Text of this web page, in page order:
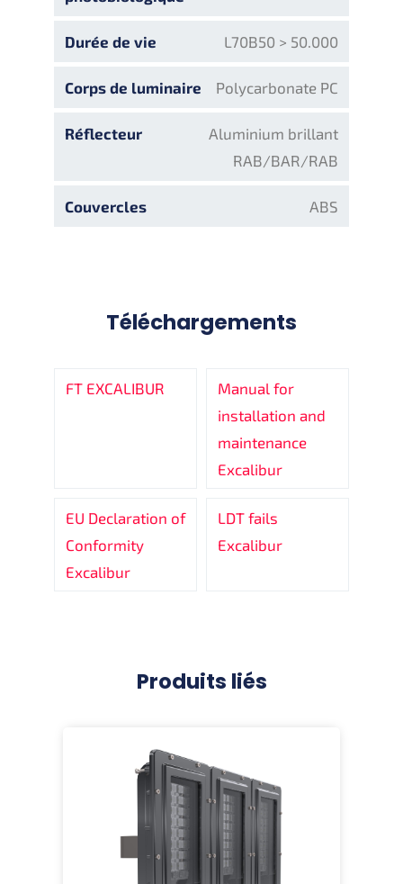
Durée de vie L70B50 > 50.000
Corps de luminaire Polycarbonate PC
Réflecteur
Aluminium brillant
RAB/BAR/RAB
Couvercles ABS
Téléchargements
FT EXCALIBUR
Manual for
installation and
maintenance
Excalibur
EU Declaration of
Conformity
Excalibur
LDT fails
Excalibur
Produits liés